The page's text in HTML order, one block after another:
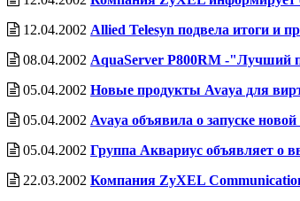
12.04.2002 Allied Telesyn подвела итоги и
08.04.2002 AquaServer P800RM -"Лучший
05.04.2002 Новые продукты Avaya для
05.04.2002 Avaya объявила о запуске
05.04.2002 Группа Аквариус объявляет о
22.03.2002 Компания ZyXEL